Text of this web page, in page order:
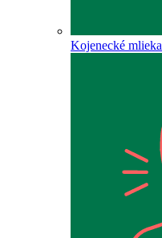
Kojenecké mlieka